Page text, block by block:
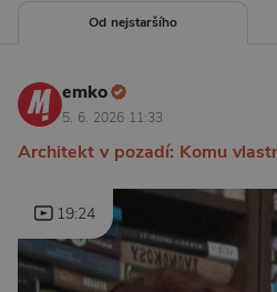
Od nejstaršího
emko
5. 6. 2026 11:33
Architekt v pozadí: Komu
19:24